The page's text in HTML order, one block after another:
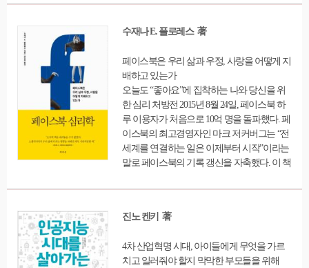
잃어버린 우리의 가정을 되찾도록 창의적인
수재나 E. 플로레스 著
페이스북은 우리 삶과 우정, 사랑을 어떻게 지
배하고 있는가
오늘도 “좋아요”에 집착하는 나와 당신을 위
한 심리 처방전 2015년 8월 24일, 페이스북 하
루 이용자가 처음으로 10억 명을 돌파했다. 페
이스북의 최고경영자인 마크 저커버그는 “전
세계를 연결하는 일은 이제부터 시작”이라는
말로 페이스북의 기록 갱신을 자축했다. 이 책
전 세계의 가상 연결이 우리의 자기 인식, 기
는 영향들을 깊이 탐색한다. 플로레스 박사는
들을 인터뷰하고, 그들의 이야기를 통해 페이
스북을 비롯한 소셜미디어가 우리의 심리 건
진노 켄키 著
4차 산업혁명 시대, 아이들에게 무엇을 가르
치고 일러줘야 할지 막막한 부모들을 위해